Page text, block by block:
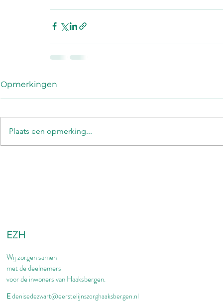
Opmerkingen
Plaats een opmerking...
EZH
Wij zorgen samen
met de deelnemers
voor de inwoners van Haaksbergen.
Edenisedezwart@eerstelijnszorghaaksbergen.nl